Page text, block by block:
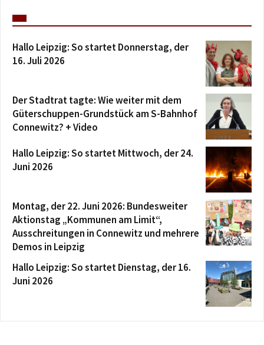
Hallo Leipzig: So startet Donnerstag, der
16. Juli 2026
Der Stadtrat tagte: Wie weiter mit dem
Güterschuppen-Grundstück am S-Bahnhof
Connewitz? + Video
Hallo Leipzig: So startet Mittwoch, der 24.
Juni 2026
Montag, der 22. Juni 2026: Bundesweiter
Aktionstag „Kommunen am Limit“,
Ausschreitungen in Connewitz und mehrere
Demos in Leipzig
Hallo Leipzig: So startet Dienstag, der 16.
Juni 2026